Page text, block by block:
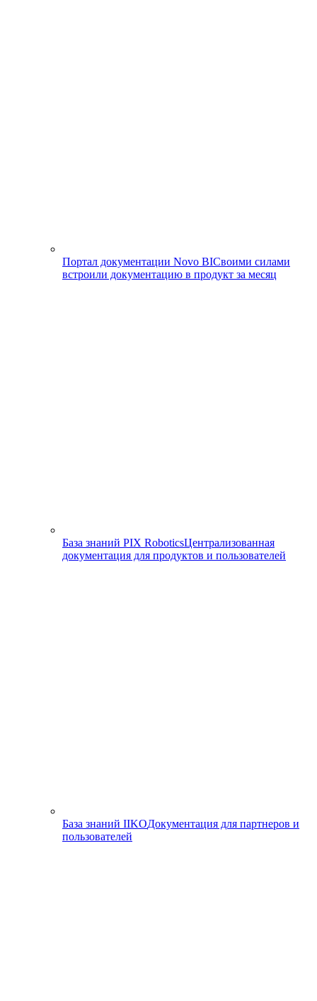
Портал документации Novo BIСвоими силами
встроили документацию в продукт за месяц
База знаний PIX RoboticsЦентрализованная
документация для продуктов и пользователей
База знаний IIKOДокументация для партнеров и
пользователей